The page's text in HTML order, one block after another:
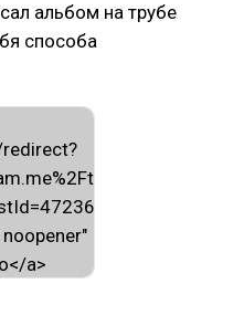
альбом на трубе
способа